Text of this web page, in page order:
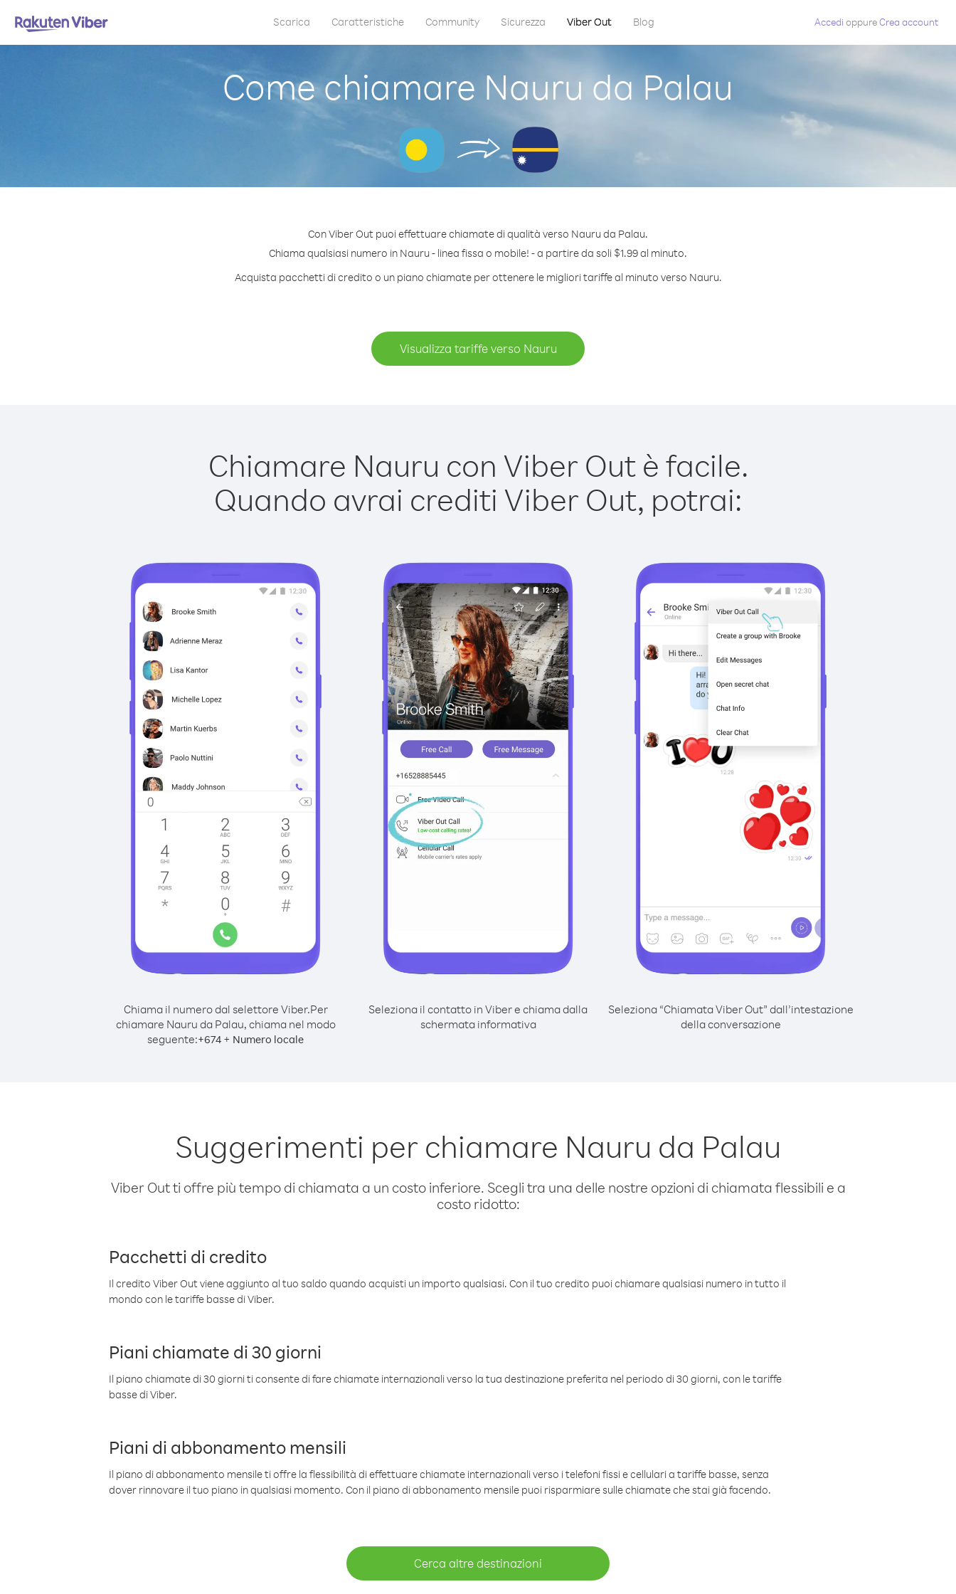
Scarica Caratteristiche Community Sicurezza Viber Out Blog Accedi oppureCrea account
Come chiamare Nauru da Palau
Con Viber Out puoi effettuare chiamate di qualità verso Nauru da Palau.
Chiama qualsiasi numero in Nauru - linea fissa o mobile! - a partire da soli $1.99 al minuto.
Acquista pacchetti di credito o un piano chiamate per ottenere le migliori tariffe al minuto verso Nauru.
Visualizza tariffe verso Nauru
Chiamare Nauru con Viber Out è facile.
Quando avrai crediti Viber Out, potrai:
Chiama il numero dal selettore Viber.Per
chiamare Nauru da Palau, chiama nel modo
seguente:+674 + Numero locale
Seleziona il contatto in Viber e chiama dalla
schermata informativa
Seleziona “Chiamata Viber Out” dall’intestazione
della conversazione
Suggerimenti per chiamare Nauru da Palau
Viber Out ti offre più tempo di chiamata a un costo inferiore. Scegli tra una delle nostre opzioni di chiamata flessibili e a
costo ridotto:
Pacchetti di credito
Il credito Viber Out viene aggiunto al tuo saldo quando acquisti un importo qualsiasi. Con il tuo credito puoi chiamare qualsiasi numero in tutto il
mondo con le tariffe basse di Viber.
Piani chiamate di 30 giorni
Il piano chiamate di 30 giorni ti consente di fare chiamate internazionali verso la tua destinazione preferita nel periodo di 30 giorni, con le tariffe
basse di Viber.
Piani di abbonamento mensili
Il piano di abbonamento mensile ti offre la flessibilità di effettuare chiamate internazionali verso i telefoni fissi e cellulari a tariffe basse, senza
dover rinnovare il tuo piano in qualsiasi momento. Con il piano di abbonamento mensile puoi risparmiare sulle chiamate che stai già facendo.
Cerca altre destinazioni